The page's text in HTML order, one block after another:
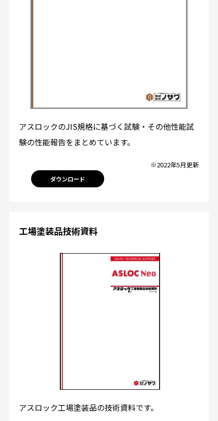
アスロックのJIS規格に基づく試験・その他性能試
験の性能報告をまとめています。
※2022年5月更新
ダウンロード
工場塗装品技術資料
アスロック工場塗装品の技術資料です。